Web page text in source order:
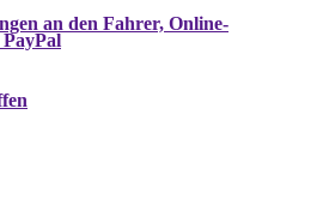
an den Fahrer, Online-